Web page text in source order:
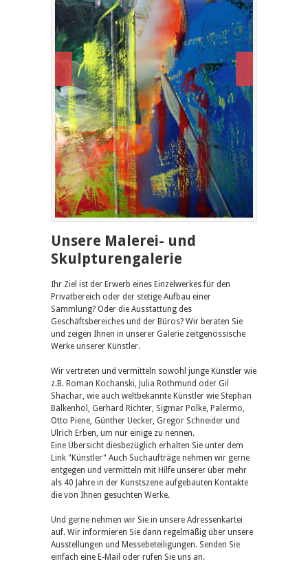
Unsere Malerei- und
Skulpturengalerie
Ihr Ziel ist der Erwerb eines Einzelwerkes für den
Privatbereich oder der stetige Aufbau einer
Sammlung? Oder die Ausstattung des
Geschäftsbereiches und der Büros? Wir beraten Sie
und zeigen Ihnen in unserer Galerie zeitgenössische
Werke unserer Künstler.
Wir vertreten und vermitteln sowohl junge Künstler wie
z.B. Roman Kochanski, Julia Rothmund oder Gil
Shachar, wie auch weltbekannte Künstler wie Stephan
Balkenhol, Gerhard Richter, Sigmar Polke, Palermo,
Otto Piene, Günther Uecker, Gregor Schneider und
Ulrich Erben, um nur einige zu nennen.
Eine Übersicht diesbezüglich erhalten Sie unter dem
Link "Künstler" Auch Suchaufträge nehmen wir gerne
entgegen und vermitteln mit Hilfe unserer über mehr
als 40 Jahre in der Kunstszene aufgebauten Kontakte
die von Ihnen gesuchten Werke.
Und gerne nehmen wir Sie in unsere Adressenkartei
auf. Wir informieren Sie dann regelmäßig über unsere
Ausstellungen und Messebeteiligungen. Senden Sie
einfach eine E-Mail oder rufen Sie uns an.